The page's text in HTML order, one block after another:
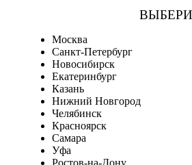
Москва
Санкт-Петербург
Новосибирск
Екатеринбург
Казань
Нижний Новгород
Челябинск
Красноярск
Самара
Уфа
Ростов-на-Дону